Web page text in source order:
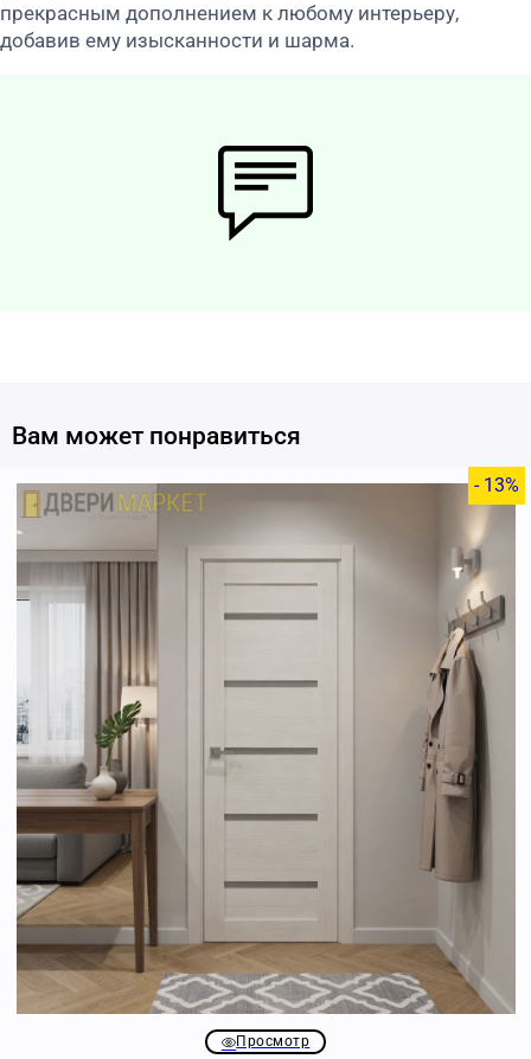
прекрасным дополнением к любому интерьеру,
добавив ему изысканности и шарма.
Вам может понравиться
- 13%
Просмотр